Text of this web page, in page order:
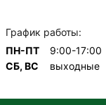
График работы:
ПН-ПТ
9:00-17:00
СБ, ВС
выходные